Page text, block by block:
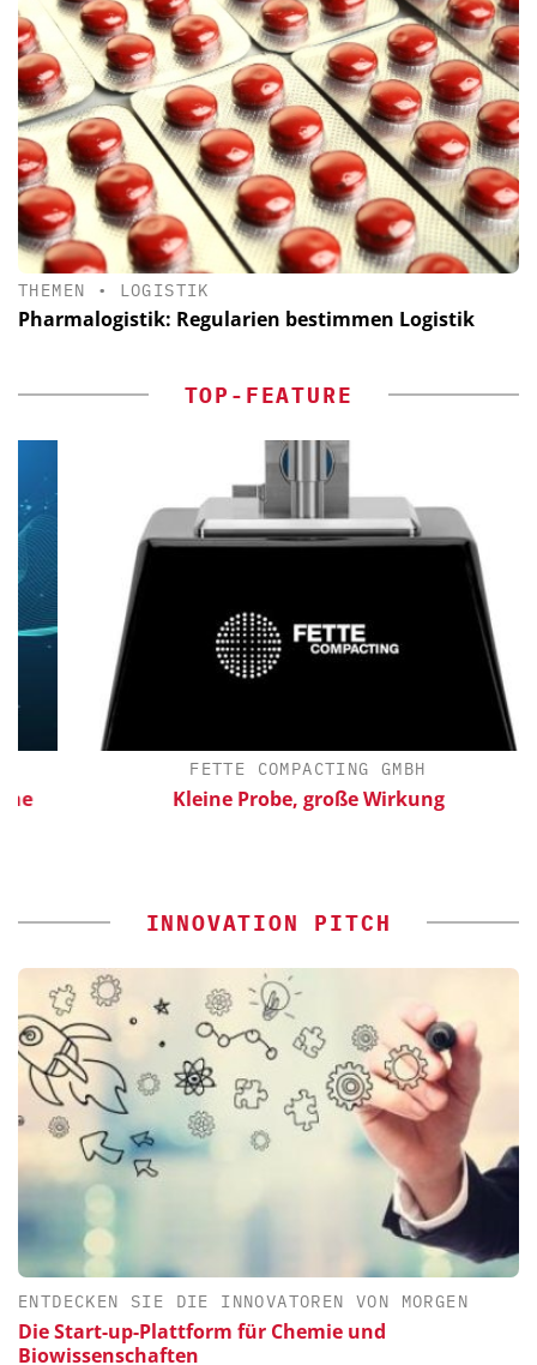
THEMEN • LOGISTIK
Pharmalogistik: Regularien bestimmen Logistik
TOP-FEATURE
FETTE COMPACTING GMBH
Kleine Probe, große Wirkung
INNOVATION PITCH
ENTDECKEN SIE DIE INNOVATOREN VON MORGEN
Die Start-up-Plattform für Chemie und
Biowissenschaften